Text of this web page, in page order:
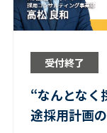
受付終了
“なんとなく
途採用計画